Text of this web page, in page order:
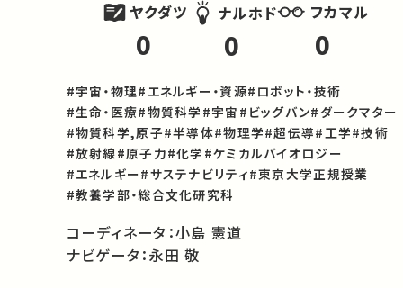
ヤクダツ
0
ナルホド
0
フカマル
0
#宇宙・物理#エネルギー・資源#ロボット・技術
#生命・医療#物質科学 #宇宙 #ビッグバン#ダークマター
#物質科学,原子#半導体#物理学#超伝導#工学#技術
#放射線#原子力#化学 #ケミカルバイオロジー
#エネルギー#サステナビリティ#東京大学正規授業
#教養学部・総合文化研究科
コーディネータ：小島 憲道
ナビゲータ：永田 敬